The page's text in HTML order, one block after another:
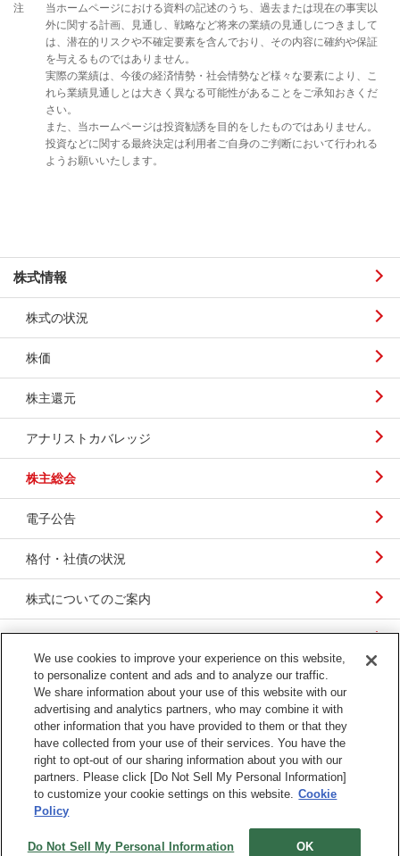
注
当ホームページにおける資料の記述のうち、過去または現在の事実以
外に関する計画、見通し、戦略など将来の業績の見通しにつきまして
は、潜在的リスクや不確定要素を含んでおり、その内容に確約や保証
を与えるものではありません。
実際の業績は、今後の経済情勢・社会情勢など様々な要素により、こ
れら業績見通しとは大きく異なる可能性があることをご承知おきくだ
さい。
また、当ホームページは投資勧誘を目的をしたものではありません。
投資などに関する最終決定は利用者ご自身のご判断において行われる
ようお願いいたします。
株式情報
株式の状況
株価
株主還元
アナリストカバレッジ
株主総会
電子公告
格付・社債の状況
株式についてのご案内
定款
物流用語集
サイトマップ
当ホームページのご利用にあたっ
て
電子公告
Copyright © Mitsubishi Logistics Corporation All Rights Reserved.
We use cookies to improve your experience on this website,
to personalize content and ads and to analyze our traffic.
We share information about your use of this website with our
advertising and analytics partners, who may combine it with
other information that you have provided to them or that they
have collected from your use of their services. You have the
right to opt-out of our sharing information about you with our
partners. Please click [Do Not Sell My Personal Information]
to customize your cookie settings on this website. Cookie
Policy
Do Not Sell My Personal Information OK